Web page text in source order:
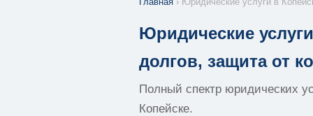
Юридические
долгов, защита от
Полный спектр юридических
Копейске.